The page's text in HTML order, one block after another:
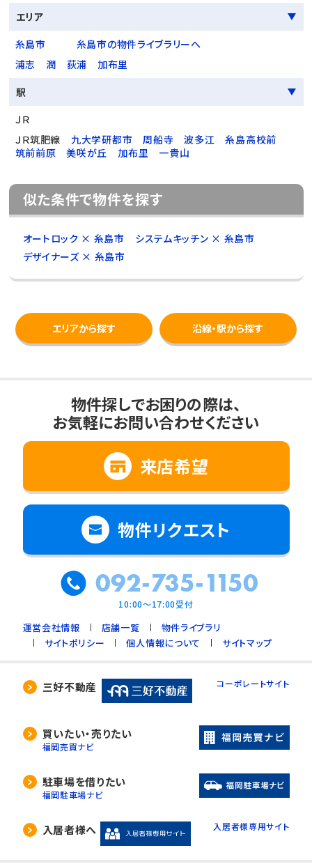
エリア
糸島市
糸島市の物件ライブラリーへ
浦志
潤 荻浦
加布里
駅
ＪＲ
ＪＲ筑肥線
九大学研都市 周船寺 波多江
糸島高校前
筑前前原
美咲が丘 加布里 一貴山
似た条件で物件を探す
オートロック × 糸島市
システムキッチン × 糸島市
デザイナーズ × 糸島市
エリアから探す 沿線・駅から探す
物件探しでお困りの際は、
お気軽にお問い合わせください
来店希望
物件リクエスト
092-735-1150
10:00～17:00受付
運営会社情報 店舗一覧
物件ライブラリ
サイトポリシー
個人情報について サイトマップ
三好不動産 コーポレートサイト
買いたい・売りたい
福岡売買ナビ
駐車場を借りたい
福岡駐車場ナビ
入居者様へ 入居者様専用サイト